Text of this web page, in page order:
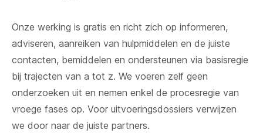
Onze werking is gratis en richt zich op informeren,
adviseren, aanreiken van hulpmiddelen en de juiste
contacten, bemiddelen en ondersteunen via basisregie
bij trajecten van a tot z. We voeren zelf geen
onderzoeken uit en nemen enkel de procesregie van
vroege fases op. Voor uitvoeringsdossiers verwijzen
we door naar de juiste partners.